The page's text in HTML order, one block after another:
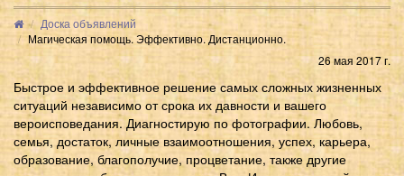
Доска объявлений
Магическая помощь. Эффективно. Дистанционно.
26 мая 2017 г.
Быстрое и эффективное решение самых сложных жизненных
ситуаций независимо от срока их давности и вашего
вероисповедания. Диагностирую по фотографии. Любовь,
семья, достаток, личные взаимоотношения, успех, карьера,
образование, благополучие, процветание, также другие